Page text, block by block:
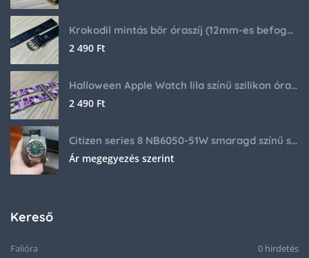
Krokodil mintás bőr óraszíj (12mm-es befogóval rendelkező órához)
2 490 Ft
Halloween Apple Watch lila színű szilikon óraszíj
2 490 Ft
Citizen series 8 NB6050-51W smaragd színű számlappal
Ár megegyezés szerint
Kereső
Falióra 0 hirdetés